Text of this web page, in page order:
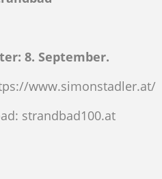
8. September.
www.simonstadler.at/
strandbad100.at